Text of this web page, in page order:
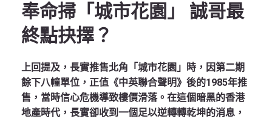
奉命掃「城市花園」 誠哥最
終點抉擇？
上回提及，長實推售北角「城市花園」時，因第二期
餘下八幢單位，正值《中英聯合聲明》後的1985年推
售，當時信心危機導致樓價滑落。在這個暗黑的香港
地產時代，長實卻收到一個足以逆轉轉乾坤的消息，